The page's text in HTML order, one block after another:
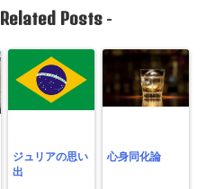
Related Posts-
ジュリアの思い
出
心身同化論